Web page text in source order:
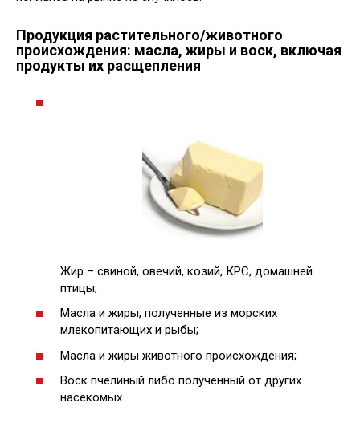
Продукция растительного/животного
происхождения: масла, жиры и воск, включая
продукты их расщепления
Жир – свиной, овечий, козий, КРС, домашней
птицы;
Масла и жиры, полученные из морских
млекопитающих и рыбы;
Масла и жиры животного происхождения;
Воск пчелиный либо полученный от других
насекомых.